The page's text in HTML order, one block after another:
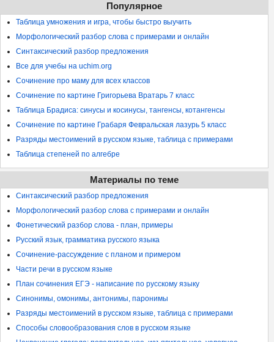
Популярное
Таблица умножения и игра, чтобы быстро выучить
Морфологический разбор слова с примерами и онлайн
Синтаксический разбор предложения
Все для учебы на uchim.org
Сочинение про маму для всех классов
Сочинение по картине Григорьева Вратарь 7 класс
Таблица Брадиса: синусы и косинусы, тангенсы, котангенсы
Сочинение по картине Грабаря Февральская лазурь 5 класс
Разряды местоимений в русском языке, таблица с примерами
Таблица степеней по алгебре
Материалы по теме
Синтаксический разбор предложения
Морфологический разбор слова с примерами и онлайн
Фонетический разбор слова - план, примеры
Русский язык, грамматика русского языка
Сочинение-рассуждение с планом и примером
Части речи в русском языке
План сочинения ЕГЭ - написание по русскому языку
Синонимы, омонимы, антонимы, паронимы
Разряды местоимений в русском языке, таблица с примерами
Способы словообразования слов в русском языке